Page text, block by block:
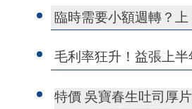
臨時需要小額週轉？
毛利率狂升！益張上
特價 吳寶春生吐司厚